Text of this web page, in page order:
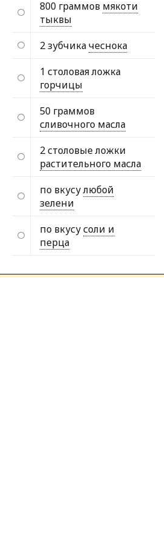
800 граммов мякоти
тыквы
2 зубчикачеснока
1 столовая ложка
горчицы
50 граммов
сливочного масла
2 столовые ложки
растительного масла
по вкусулюбой
зелени
по вкусусоли и
перца